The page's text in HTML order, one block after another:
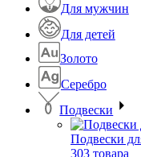
Для мужчин
Для детей
Золото
Серебро
Подвески
Подвески
303 товара